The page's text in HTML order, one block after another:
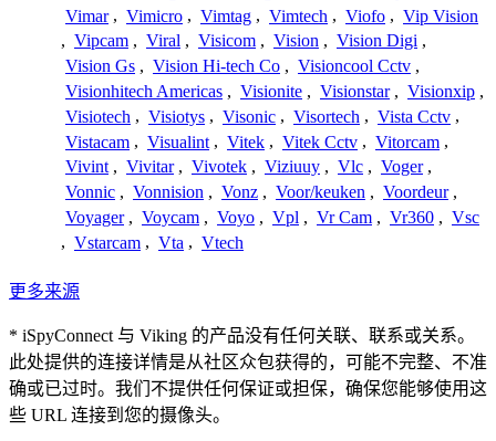
Vimar , Vimicro , Vimtag , Vimtech , Viofo , Vip Vision
, Vipcam , Viral , Visicom , Vision , Vision Digi ,
Vision Gs , Vision Hi-tech Co , Visioncool Cctv ,
Visionhitech Americas , Visionite , Visionstar , Visionxip ,
Visiotech , Visiotys , Visonic , Visortech , Vista Cctv ,
Vistacam , Visualint , Vitek , Vitek Cctv , Vitorcam ,
Vivint , Vivitar , Vivotek , Viziuuy , Vlc , Voger ,
Vonnic , Vonnision , Vonz , Voor/keuken , Voordeur ,
Voyager , Voycam , Voyo , Vpl , Vr Cam , Vr360 , Vsc
, Vstarcam , Vta , Vtech
更多来源
* iSpyConnect 与 Viking 的产品没有任何关联、联系或关系。
此处提供的连接详情是从社区众包获得的，可能不完整、不准
确或已过时。我们不提供任何保证或担保，确保您能够使用这
些 URL 连接到您的摄像头。